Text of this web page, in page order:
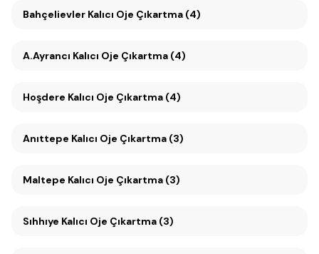
Bahçelievler Kalıcı Oje Çıkartma (4)
A.Ayrancı Kalıcı Oje Çıkartma (4)
Hoşdere Kalıcı Oje Çıkartma (4)
Anıttepe Kalıcı Oje Çıkartma (3)
Maltepe Kalıcı Oje Çıkartma (3)
Sıhhıye Kalıcı Oje Çıkartma (3)